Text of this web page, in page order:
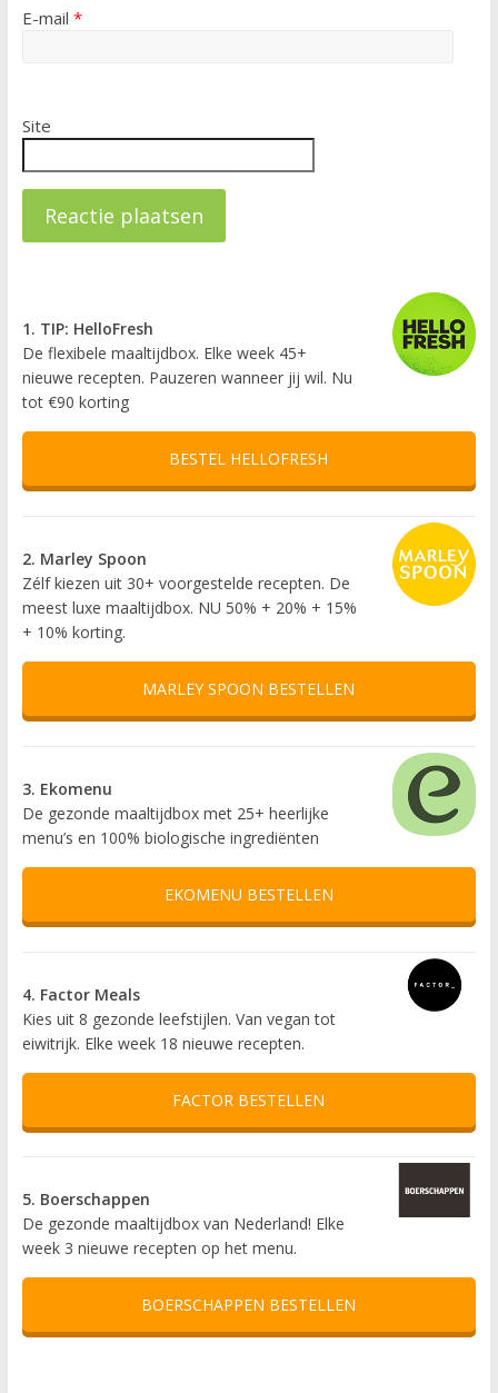
E-mail *
Site
1. TIP: HelloFresh
De flexibele maaltijdbox. Elke week 45+
nieuwe recepten. Pauzeren wanneer jij wil. Nu
tot €90 korting
BESTEL HELLOFRESH
2. Marley Spoon
Zélf kiezen uit 30+ voorgestelde recepten. De
meest luxe maaltijdbox. NU 50% + 20% + 15%
+ 10% korting.
MARLEY SPOON BESTELLEN
3. Ekomenu
De gezonde maaltijdbox met 25+ heerlijke
menu’s en 100% biologische ingrediënten
EKOMENU BESTELLEN
4. Factor Meals
Kies uit 8 gezonde leefstijlen. Van vegan tot
eiwitrijk. Elke week 18 nieuwe recepten.
FACTOR BESTELLEN
5. Boerschappen
De gezonde maaltijdbox van Nederland! Elke
week 3 nieuwe recepten op het menu.
BOERSCHAPPEN BESTELLEN